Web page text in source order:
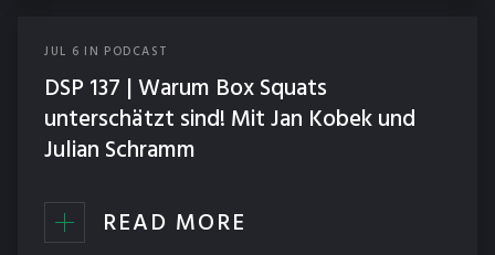
JUL 6 IN PODCAST
DSP 137 | Warum Box Squats
unterschätzt sind! Mit Jan Kobek und
Julian Schramm
READ MORE